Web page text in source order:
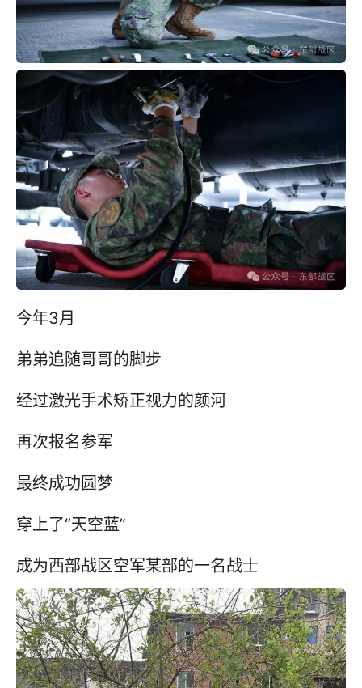
今年3月
弟弟追随哥哥的脚步
经过激光手术矫正视力的颜河
再次报名参军
最终成功圆梦
穿上了“天空蓝”
成为西部战区空军某部的一名战士